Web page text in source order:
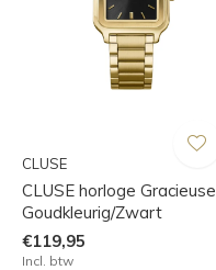
CLUSE
CLUSE horloge Gracieuse
Goudkleurig/Zwart
€119,95
Incl. btw